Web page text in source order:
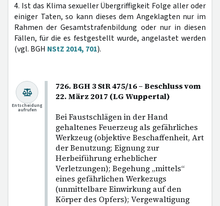
4. Ist das Klima sexueller Übergriffigkeit Folge aller oder
einiger Taten, so kann dieses dem Angeklagten nur im
Rahmen der Gesamtstrafenbildung oder nur in diesen
Fällen, für die es festgestellt wurde, angelastet werden
(vgl. BGH NStZ 2014, 701).
726. BGH 3 StR 475/16 – Beschluss vom
22. März 2017 (LG Wuppertal)
Bei Faustschlägen in der Hand
gehaltenes Feuerzeug als gefährliches
Werkzeug (objektive Beschaffenheit, Art
der Benutzung; Eignung zur
Herbeiführung erheblicher
Verletzungen); Begehung „mittels“
eines gefährlichen Werkezugs
(unmittelbare Einwirkung auf den
Körper des Opfers); Vergewaltigung
Entscheidung
aufrufen